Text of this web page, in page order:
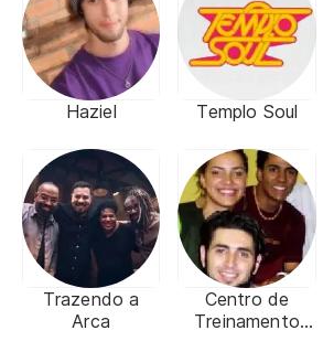
Haziel Templo Soul
Trazendo a
Arca
Centro de
Treinamento